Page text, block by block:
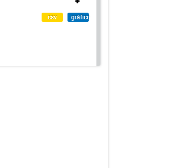
csv gráfico